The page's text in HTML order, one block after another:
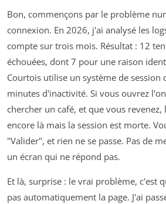
Bon, commençons par le problème
connexion. En 2026, j'ai analysé les
compte sur trois mois. Résultat : 12
échouées, dont 7 pour une raison
Courtois utilise un système de session
minutes d'inactivité. Si vous ouvrez
chercher un café, et que vous
encore là mais la session est morte.
"Valider", et rien ne se passe. Pas de
un écran qui ne répond pas.
Et là, surprise : le vrai problème, c'est
pas automatiquement la page. J'ai